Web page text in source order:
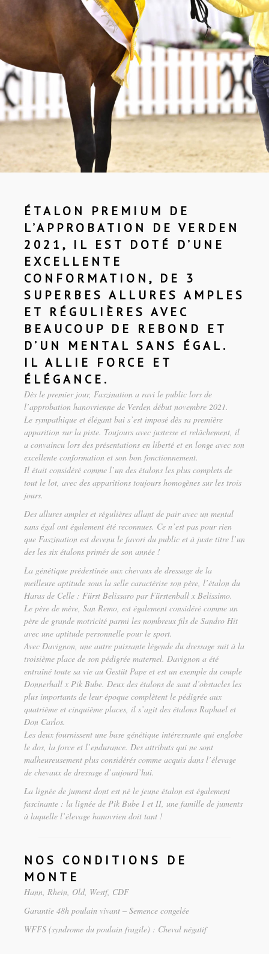
ÉTALON PREMIUM DE
L’APPROBATION DE VERDEN
2021, IL EST DOTÉ D’UNE
EXCELLENTE
CONFORMATION, DE 3
SUPERBES ALLURES AMPLES
ET RÉGULIÈRES AVEC
BEAUCOUP DE REBOND ET
D’UN MENTAL SANS ÉGAL.
IL ALLIE FORCE ET
ÉLÉGANCE.
Dès le premier jour, Faszination a ravi le public lors de
l’approbation hanovrienne de Verden début novembre 2021.
Le sympathique et élégant bai s’est imposé dès sa première
apparition sur la piste. Toujours avec justesse et relâchement, il
a convaincu lors des présentations en liberté et en longe avec son
excellente conformation et son bon fonctionnement.
Il était considéré comme l’un des étalons les plus complets de
tout le lot, avec des apparitions toujours homogènes sur les trois
jours.
Des allures amples et régulières allant de pair avec un mental
sans égal ont également été reconnues. Ce n’est pas pour rien
que Faszination est devenu le favori du public et à juste titre l’un
des les six étalons primés de son année !
La génétique prédestinée aux chevaux de dressage de la
meilleure aptitude sous la selle caractérise son père, l’étalon du
Haras de Celle : Fürst Belissaro par Fürstenball x Belissimo.
Le père de mère, San Remo, est également considéré comme un
père de grande motricité parmi les nombreux fils de Sandro Hit
avec une aptitude personnelle pour le sport.
Avec Davignon, une autre puissante légende du dressage suit à la
troisième place de son pédigrée maternel. Davignon a été
entraîné toute sa vie au Gestüt Pape et est un exemple du couple
Donnerhall x Pik Bube. Deux des étalons de saut d’obstacles les
plus importants de leur époque complètent le pédigrée aux
quatrième et cinquième places, il s’agit des étalons Raphael et
Don Carlos.
Les deux fournissent une base génétique intéressante qui englobe
le dos, la force et l’endurance. Des attributs qui ne sont
malheureusement plus considérés comme acquis dans l’élevage
de chevaux de dressage d’aujourd’hui.
La lignée de jument dont est né le jeune étalon est également
fascinante : la lignée de Pik Bube I et II, une famille de juments
à laquelle l’élevage hanovrien doit tant !
NOS CONDITIONS DE
MONTE
Hann, Rhein, Old, Westf, CDF
Garantie 48h poulain vivant – Semence congelée
WFFS (syndrome du poulain fragile) : Cheval négatif